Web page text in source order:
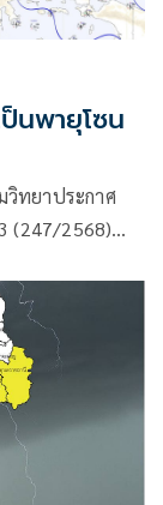
นพายุโซน
ทยาประกาศ
(247/2568)